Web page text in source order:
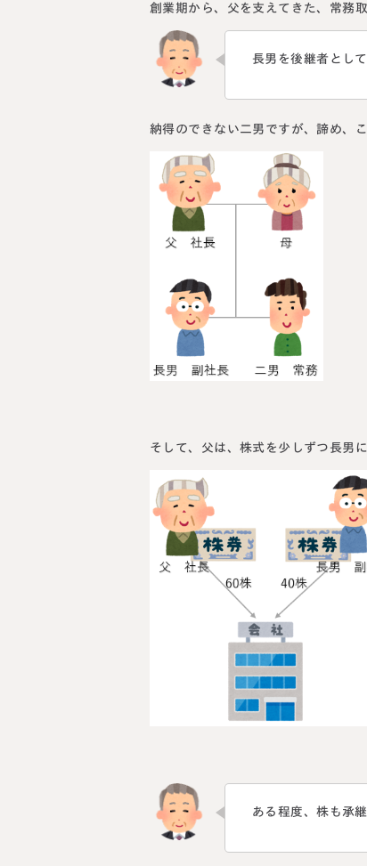
創業期から、父を支えてきた、常務
長男を後継者とし
納得のできない二男ですが、諦め、
そして、父は、株式を少しずつ長男
ある程度、株も承